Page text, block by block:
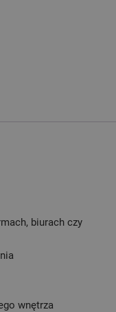
biurach czy
wnętrza